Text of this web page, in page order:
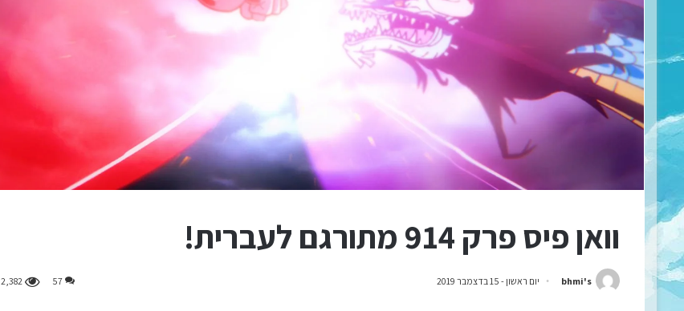
וואן פיס פרק 914 מתורגם לעברית!
bhmi's יום ראשון - 15 בדצמבר 2019 57
2,382